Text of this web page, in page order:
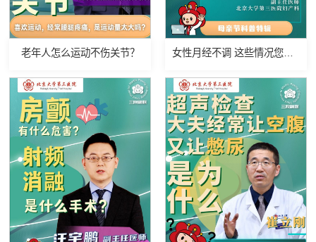
老年人怎么运动不伤关节？ 女性月经不调 这些情况您注意了吗？